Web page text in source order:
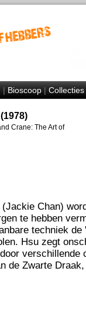
|Bioscoop|Collecties
Crane: The Art of
Chan)
te hebben
techniek de
Hsu zegt
verschillende
de Zwarte